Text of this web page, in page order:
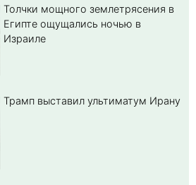
Толчки мощного землетрясения в
Египте ощущались ночью в
Израиле
Трамп выставил ультиматум Ирану